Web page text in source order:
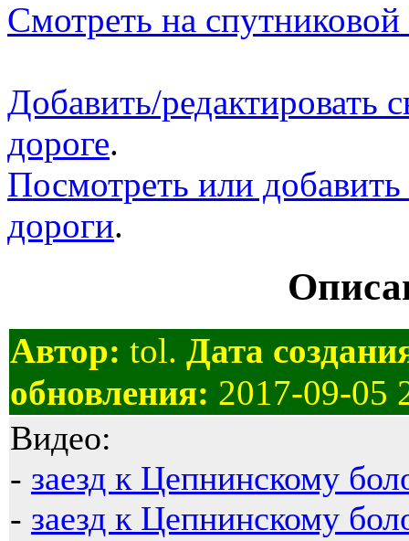
Смотреть на спутниковой
Добавить/
дороге.
Посмотреть или
дороги.
Автор: tol. Дата
обновления: 2017-09-05
Видео:
- заезд к Цепнинскому
- заезд к Цепнинскому